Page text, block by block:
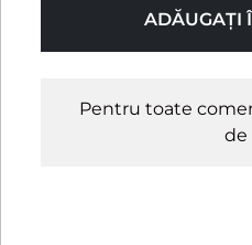
ADĂUGAȚI
Pentru toate
de